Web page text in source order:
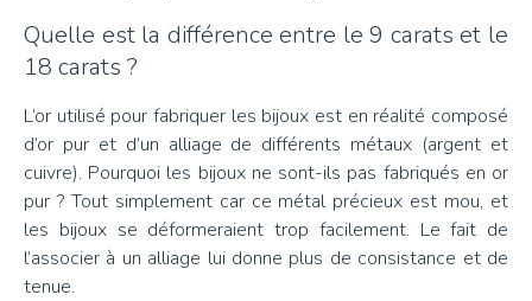
Quelle est la différence entre le 9 carats et le
18 carats ?
L’or utilisé pour fabriquer les bijoux est en réalité composé
d’or pur et d’un alliage de différents métaux (argent et
cuivre). Pourquoi les bijoux ne sont-ils pas fabriqués en or
pur ? Tout simplement car ce métal précieux est mou, et
les bijoux se déformeraient trop facilement. Le fait de
l’associer à un alliage lui donne plus de consistance et de
tenue.